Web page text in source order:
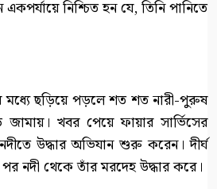
নিশ্চিত হন যে, তিনি পানিতে
মধ্যে ছড়িয়ে পড়লে শত শত নারী-পুরুষ
খবর পেয়ে ফায়ার সার্ভিসের
উদ্ধার অভিযান শুরু করেন। দীর্ঘ
নদী থেকে তাঁর মরদেহ উদ্ধার করে।